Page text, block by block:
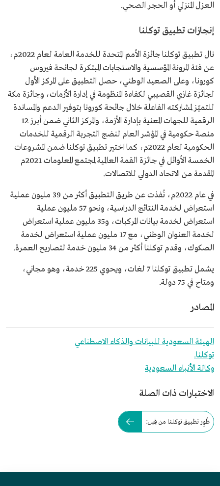
العزل المنزلي أو الحجر الصحي.
إنجازات تطبيق توكلنا
نال تطبيق توكلنا جائزة الأمم المتحدة للخدمة العامة لعام 2022م،
عن فئة المرونة المؤسسية والاستجابات المبتكرة لجائحة فيروس
كورونا، وعلى الصعيد الوطني، حصل التطبيق على المركز الأول
لجائزة غازي القصيبي لكفاءة المنظومة في إدارة الأزمات، وجائزة مكة
للتميّز لمشاركته الفاعلة خلال جائحة كورونا بتوفير الدعم والمساندة
الرقمية للجهات المعنية بإدارة الأزمة، والمركز الثاني ضمن أبرز 12
منصة حكومية في المؤشر العام لنضج التجربة الرقمية للخدمات
الحكومية لعام 2022م، كما اختير تطبيق توكلنا ضمن المشروعات
الخمسة الأوائل في جائزة القمة العالمية لمجتمع المعلومات 2021م
المقدمة من الاتحاد الدولي للاتصالات.
في عام 2022م، نُفذت عن طريق التطبيق أكثر من 39 مليون عملية
استعراض لخدمة النتائج الدراسية، ونحو 57 مليون عملية
استعراض لخدمة بيانات المركبات، و35 مليون عملية استعراض
لخدمة العنوان الوطني، مع 17 مليون عملية استعراض لخدمة
الصكوك، وقدم توكلنا أكثر من 34 مليون خدمة لتصاريح العمرة.
يشمل تطبيق توكلنا 7 لغات، ويحوي 225 خدمة، وهو مجاني،
ومتاح في 75 دولة.
المصادر
الهيئة السعودية للبيانات والذكاء الاصطناعي
توكلنا.
وكالة الأنباء السعودية
الاختبارات ذات الصلة
طُوِر تطبيق توكلنا من قِبل: